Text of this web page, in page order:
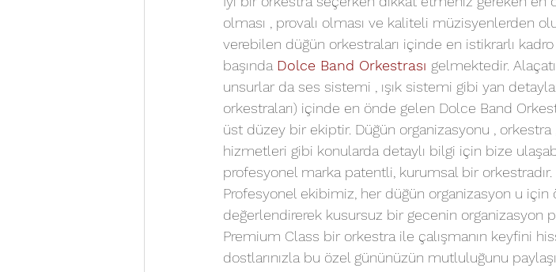
olması , provalı olması ve kaliteli müzisyenlerden
verebilen düğün orkestraları içinde en istikrarlı
başında Dolce Band Orkestrası gelmektedir.
unsurlar da ses sistemi , ışık sistemi gibi yan
orkestraları) içinde en önde gelen Dolce Band
üst düzey bir ekiptir. Düğün organizasyonu , orkestra
hizmetleri gibi konularda detaylı bilgi için bize
profesyonel marka patentli, kurumsal bir orkestradır.
Profesyonel ekibimiz, her düğün organizasyon u için
değerlendirerek kusursuz bir gecenin organizasyon
Premium Class bir orkestra ile çalışmanın keyfini
dostlarınızla bu özel gününüzün mutluluğunu